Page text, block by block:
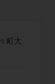
町大